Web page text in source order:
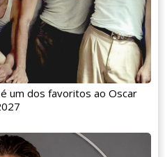
um dos favoritos ao Oscar